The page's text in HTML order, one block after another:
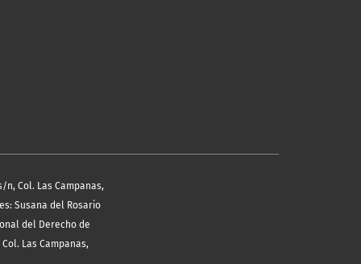
Col. Las Campanas,
Susana del Rosario
del Derecho de
Las Campanas,